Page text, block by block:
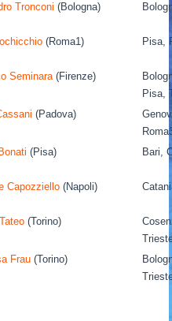
Tronconi(Bologna)
(Roma1) Pisa,
Seminara(Firenze)
Pisa,
(Padova)
(Pisa) Bari,
Capozziello (Napoli)
(Torino)
Frau (Torino)